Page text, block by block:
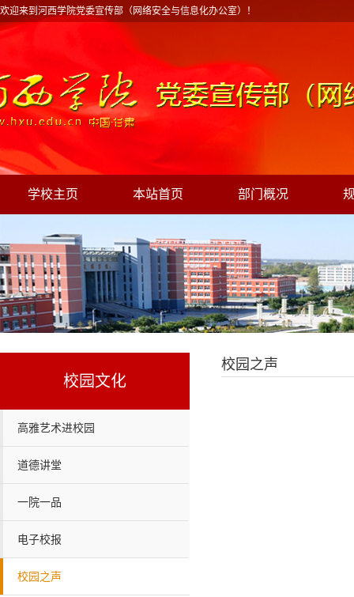
欢迎来到河西学院党委宣传部（网络安全与信息化办公室）！
学校主页 本站首页 部门概况
校园文化
高雅艺术进校园
道德讲堂
一院一品
电子校报
校园之声
校园之声